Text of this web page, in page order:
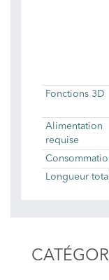
Fonctions 3D
Alimentation
requise
Longueur